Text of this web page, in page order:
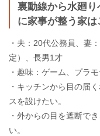
裏動線から水廻
に家事が整う家
・夫：20代公務員、妻
定）、長男1才
・趣味：ゲーム、プラ
・キッチンから目の届
スを設けたい。
・外からの目を遮断で
い。